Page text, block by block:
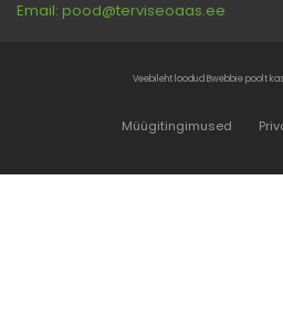
Email: pood@terviseoaas.ee
Veebileht loodud Bwebbie poolt
Müügitingimused